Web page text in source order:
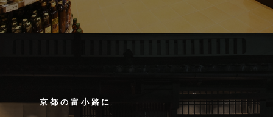
京都の富小路に